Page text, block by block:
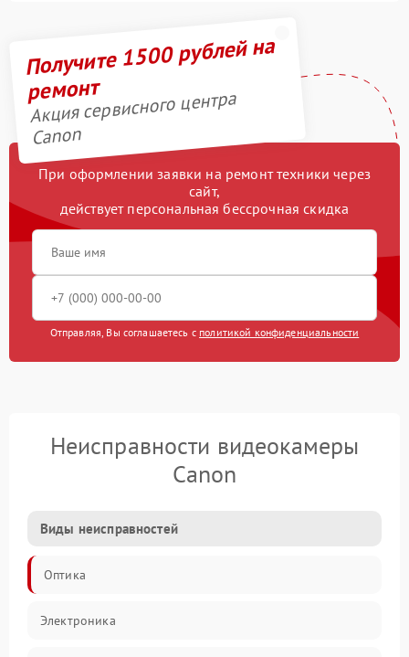
Получите 1500 рублей на
ремонт
Акция сервисного центра
Canon
При оформлении заявки на ремонт техники через
сайт,
действует персональная бессрочная скидка
Отправляя, Вы соглашаетесь с политикой конфиденциальности
Неисправности видеокамеры
Canon
Виды неисправностей
Оптика
Электроника